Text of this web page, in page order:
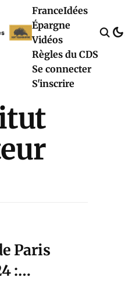
FranceIdées
Épargne
Vidéos
Règles du CDS
Se connecter
S'inscrire
Paris
: